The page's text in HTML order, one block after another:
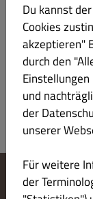
Cookie-
Du kannst
Cookies
akzeptieren"
durch den
und
der
unserer
Für weitere
der